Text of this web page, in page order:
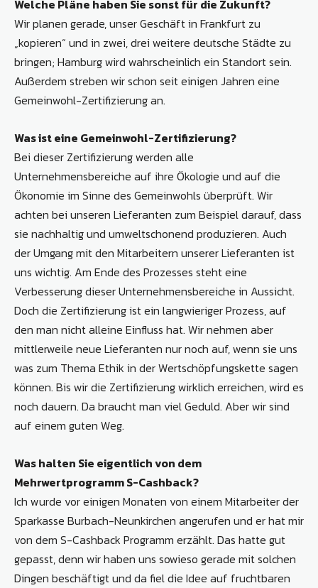
Welche Pläne haben Sie sonst für die Zukunft?
Wir planen gerade, unser Geschäft in Frankfurt zu
„kopieren“ und in zwei, drei weitere deutsche Städte zu
bringen; Hamburg wird wahrscheinlich ein Standort sein.
Außerdem streben wir schon seit einigen Jahren eine
Gemeinwohl-Zertifizierung an.
Was ist eine Gemeinwohl-Zertifizierung?
Bei dieser Zertifizierung werden alle
Unternehmensbereiche auf ihre Ökologie und auf die
Ökonomie im Sinne des Gemeinwohls überprüft. Wir
achten bei unseren Lieferanten zum Beispiel darauf, dass
sie nachhaltig und umweltschonend produzieren. Auch
der Umgang mit den Mitarbeitern unserer Lieferanten ist
uns wichtig. Am Ende des Prozesses steht eine
Verbesserung dieser Unternehmensbereiche in Aussicht.
Doch die Zertifizierung ist ein langwieriger Prozess, auf
den man nicht alleine Einfluss hat. Wir nehmen aber
mittlerweile neue Lieferanten nur noch auf, wenn sie uns
was zum Thema Ethik in der Wertschöpfungskette sagen
können. Bis wir die Zertifizierung wirklich erreichen, wird es
noch dauern. Da braucht man viel Geduld. Aber wir sind
auf einem guten Weg.
Was halten Sie eigentlich von dem
Mehrwertprogramm S-Cashback?
Ich wurde vor einigen Monaten von einem Mitarbeiter der
Sparkasse Burbach-Neunkirchen angerufen und er hat mir
von dem S-Cashback Programm erzählt. Das hatte gut
gepasst, denn wir haben uns sowieso gerade mit solchen
Dingen beschäftigt und da fiel die Idee auf fruchtbaren